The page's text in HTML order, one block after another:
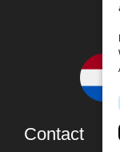
Contact